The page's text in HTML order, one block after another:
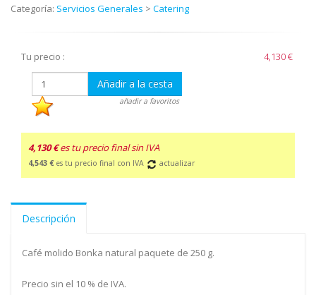
Categoría: Servicios Generales > Catering
Tu precio : 4,130 €
Añadir a la cesta
añadir a favoritos
4,130 € es tu precio final sin IVA
4,543 € es tu precio final con IVA actualizar
Descripción
Café molido Bonka natural paquete de 250 g.
Precio sin el 10 % de IVA.